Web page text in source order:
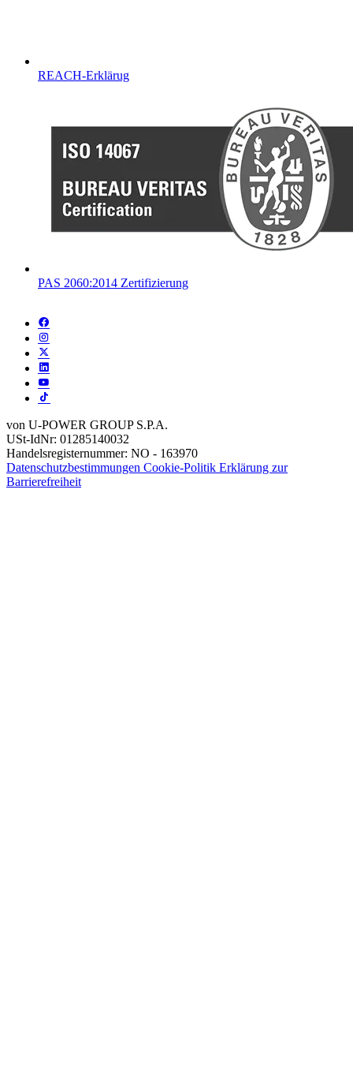
REACH-Erklärug
PAS 2060:2014 Zertifizierung
Datenschutzbestimmungen Cookie-Politik Erklärung zur
Barrierefreiheit
von U-POWER GROUP S.P.A.
USt-IdNr: 01285140032
Handelsregisternummer: NO - 163970